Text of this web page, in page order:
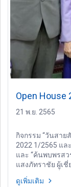
Open House
21 พ.ย. 2565
กิจกรรม “วันสาย
2022 1/2565 แล
และ “ค้นพบพรสว
แสงภัทราชัย ผู้เ
ดูเพิ่มเติม